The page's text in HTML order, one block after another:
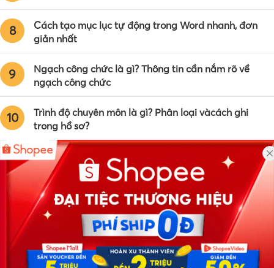
8
Cách tạo mục lục tự động trong Word nhanh, đơn
giản nhất
9
Ngạch công chức là gì? Thông tin cần nắm rõ về
ngạch công chức
10
Trình độ chuyên môn là gì? Phân loại vàcách ghi
trong hồ sơ?
Công ty TNHH Eyeplus Online
Địa chỉ: Số 81, ngõ 68, đường Cầu Giấy, Tổ 05, Phường Quan
Hoa, Quận Cầu Giấy, TP Hà Nội, Việt Nam
SĐT: 0981 448 766